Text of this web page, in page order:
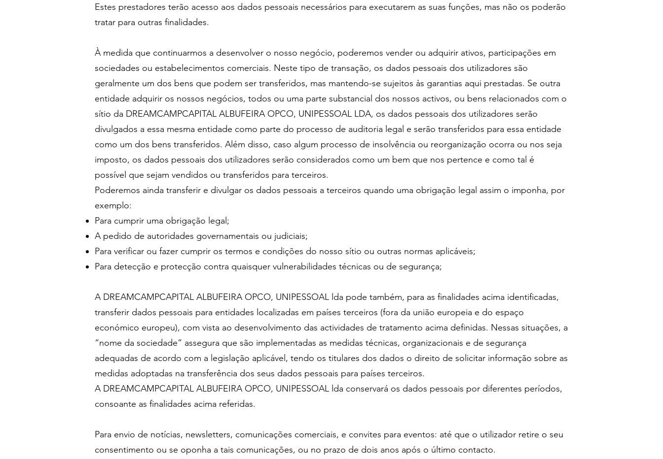
Estes prestadores terão acesso aos dados pessoais necessários para executarem as suas funções, mas não os poderão
tratar para outras finalidades.
À medida que continuarmos a desenvolver o nosso negócio, poderemos vender ou adquirir ativos, participações em
sociedades ou estabelecimentos comerciais. Neste tipo de transação, os dados pessoais dos utilizadores são
geralmente um dos bens que podem ser transferidos, mas mantendo-se sujeitos às garantias aqui prestadas. Se outra
entidade adquirir os nossos negócios, todos ou uma parte substancial dos nossos activos, ou bens relacionados com o
sítio da DREAMCAMPCAPITAL ALBUFEIRA OPCO, UNIPESSOAL LDA, os dados pessoais dos utilizadores serão
divulgados a essa mesma entidade como parte do processo de auditoria legal e serão transferidos para essa entidade
como um dos bens transferidos. Além disso, caso algum processo de insolvência ou reorganização ocorra ou nos seja
imposto, os dados pessoais dos utilizadores serão considerados como um bem que nos pertence e como tal é
possível que sejam vendidos ou transferidos para terceiros.
Poderemos ainda transferir e divulgar os dados pessoais a terceiros quando uma obrigação legal assim o imponha, por
exemplo:
Para cumprir uma obrigação legal;
A pedido de autoridades governamentais ou judiciais;
Para verificar ou fazer cumprir os termos e condições do nosso sítio ou outras normas aplicáveis;
Para detecção e protecção contra quaisquer vulnerabilidades técnicas ou de segurança;
A DREAMCAMPCAPITAL ALBUFEIRA OPCO, UNIPESSOAL lda pode também, para as finalidades acima identificadas,
transferir dados pessoais para entidades localizadas em países terceiros (fora da união europeia e do espaço
económico europeu), com vista ao desenvolvimento das actividades de tratamento acima definidas. Nessas situações, a
“nome da sociedade” assegura que são implementadas as medidas técnicas, organizacionais e de segurança
adequadas de acordo com a legislação aplicável, tendo os titulares dos dados o direito de solicitar informação sobre as
medidas adoptadas na transferência dos seus dados pessoais para países terceiros.
A DREAMCAMPCAPITAL ALBUFEIRA OPCO, UNIPESSOAL lda conservará os dados pessoais por diferentes períodos,
consoante as finalidades acima referidas.
Para envio de notícias, newsletters, comunicações comerciais, e convites para eventos: até que o utilizador retire o seu
consentimento ou se oponha a tais comunicações, ou no prazo de dois anos após o último contacto.